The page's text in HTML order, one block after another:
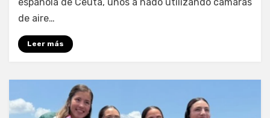
de aire…
Leer más